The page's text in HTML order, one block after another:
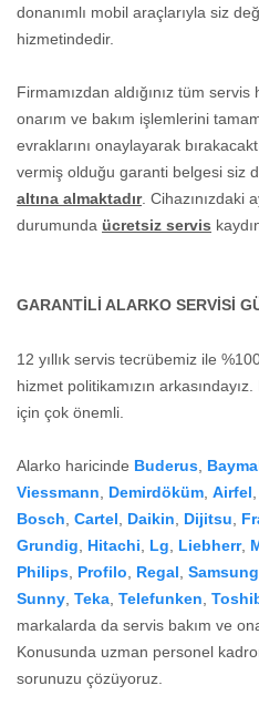
donanımlı mobil araçlarıyla siz
hizmetindedir.
Firmamızdan aldığınız tüm
onarım ve bakım işlemlerini
evraklarını onaylayarak
vermiş olduğu garanti belgesi siz
altına almaktadır. Cihazınızdaki
durumunda ücretsiz servis
GARANTİLİ ALARKO SERVİSİ
12 yıllık servis tecrübemiz ile
hizmet politikamızın
için çok önemli.
Alarko haricinde Buderus
Viessmann
Demirdöküm Airfel
Bosch Cartel Daikin Dijitsu
Grundig
Hitachi Lg Liebherr,
Philips Profilo Regal Samsung
Sunny Teka Telefunken
markalarda da servis bakım ve
Konusunda uzman personel
sorunuzu çözüyoruz.